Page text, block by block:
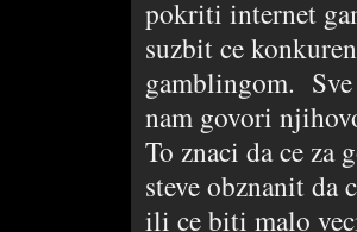
pokriti internet
suzbit ce
gamblingom. Sve
nam govori
To znaci da ce za
steve obznanit da
ili ce biti malo